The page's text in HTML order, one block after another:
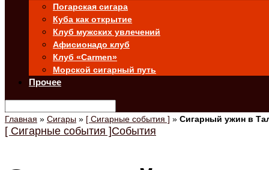
Погарская сигара
Куба как открытие
Клуб мужских увлечений
Афисионадо клуб
Клуб «Carmen»
Морской сигарный путь
Прочее
Главная » Сигары » [ Сигарные события ] » Сигарный ужин в
[ Сигарные события ]События